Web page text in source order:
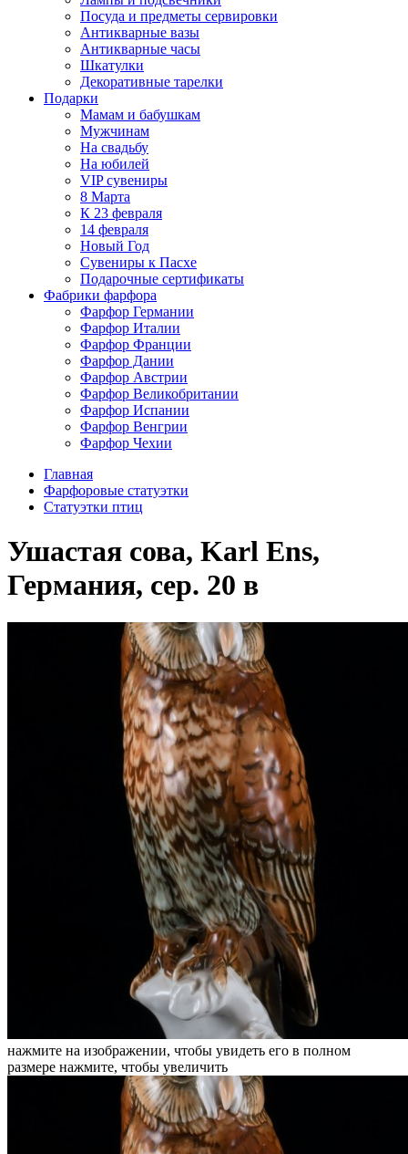
Посуда и предметы сервировки
Антикварные вазы
Антикварные часы
Шкатулки
Декоративные тарелки
Подарки
Мамам и бабушкам
Мужчинам
На свадьбу
На юбилей
VIP сувениры
8 Марта
К 23 февраля
14 февраля
Новый Год
Сувениры к Пасхе
Подарочные сертификаты
Фабрики фарфора
Фарфор Германии
Фарфор Италии
Фарфор Франции
Фарфор Дании
Фарфор Австрии
Фарфор Великобритании
Фарфор Испании
Фарфор Венгрии
Фарфор Чехии
Главная
Фарфоровые статуэтки
Cтатуэтки птиц
Ушастая сова, Karl Ens,
Германия, сер. 20 в
нажмите на изображении, чтобы увидеть его в полном
размере нажмите, чтобы увеличить